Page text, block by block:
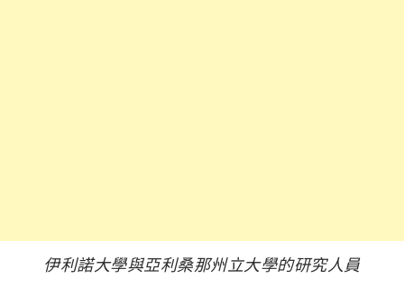
伊利諾大學與亞利桑那州立大學的研究人員